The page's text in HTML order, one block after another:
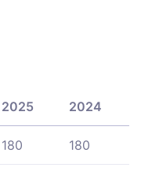
2025 2024
180 180